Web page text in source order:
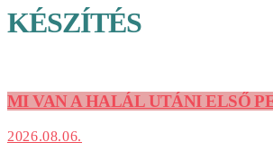
KÉSZÍTÉS
MI VAN A HALÁL UTÁNI ELSŐ
2026.08.06.